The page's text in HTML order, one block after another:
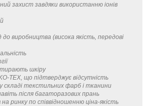
захист завдяки використанню іонів
до виробництва (висока якість, передові
шкіру
TEX, що підтверджує відсутність
складі текстильних фарб і тканини
після багаторазових прань
ринку по співвідношенню ціна-якість